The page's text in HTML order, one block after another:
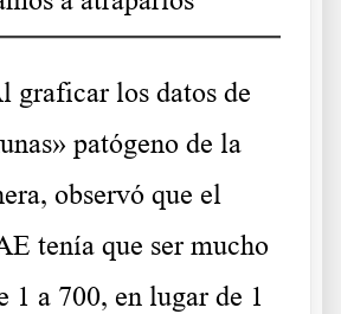
graficar los datos de
patógeno de la
observó que el
tenía que ser mucho
1 a 700, en lugar de 1